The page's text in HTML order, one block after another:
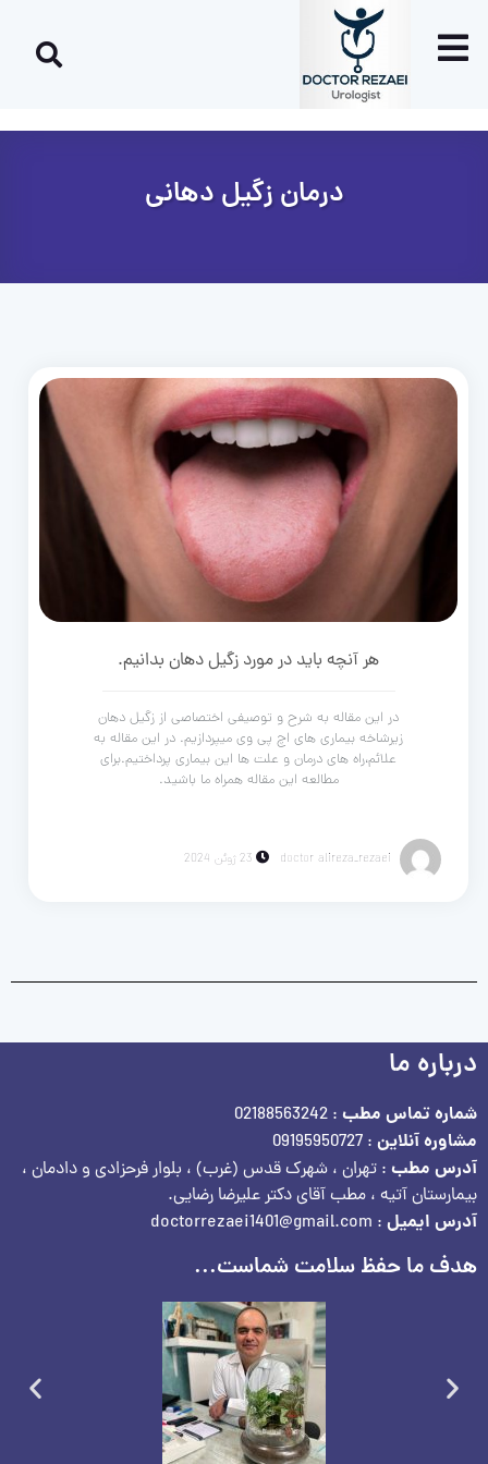
درمان زگیل دهانی
هر آنچه باید در مورد زگیل دهان بدانیم.
در این مقاله به شرح و توصیفی اختصاصی از زگیل دهان
زیرشاخه بیماری های اچ پی وی میپردازیم. در این مقاله به
علائم،راه های درمان و علت ها این بیماری پرداختیم.برای
مطالعه این مقاله همراه ما باشید.
doctor alireza_rezaei 23 ژوئن 2024
درباره ما
شماره تماس مطب : 02188563242
مشاوره آنلاین : 09195950727
آدرس مطب : تهران ، شهرک قدس (غرب) ، بلوار فرحزادی و دادمان ،
بیمارستان آتیه ، مطب آقای دکتر علیرضا رضایی.
آدرس ایمیل : doctorrezaei1401@gmail.com
هدف ما حفظ سلامت شماست...